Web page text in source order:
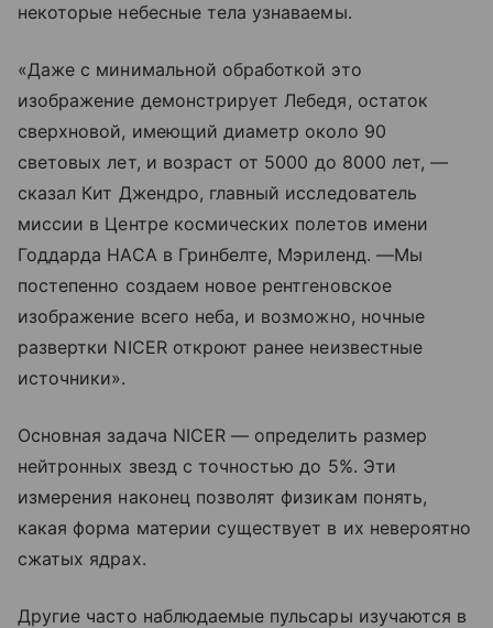
некоторые небесные тела узнаваемы.
«Даже с минимальной обработкой это
изображение демонстрирует Лебедя, остаток
сверхновой, имеющий диаметр около 90
световых лет, и возраст от 5000 до 8000 лет, —
сказал Кит Джендро, главный исследователь
миссии в Центре космических полетов имени
Годдарда НАСА в Гринбелте, Мэриленд. —Мы
постепенно создаем новое рентгеновское
изображение всего неба, и возможно, ночные
развертки NICER откроют ранее неизвестные
источники».
Основная задача NICER — определить размер
нейтронных звезд с точностью до 5%. Эти
измерения наконец позволят физикам понять,
какая форма материи существует в их невероятно
сжатых ядрах.
Другие часто наблюдаемые пульсары изучаются в